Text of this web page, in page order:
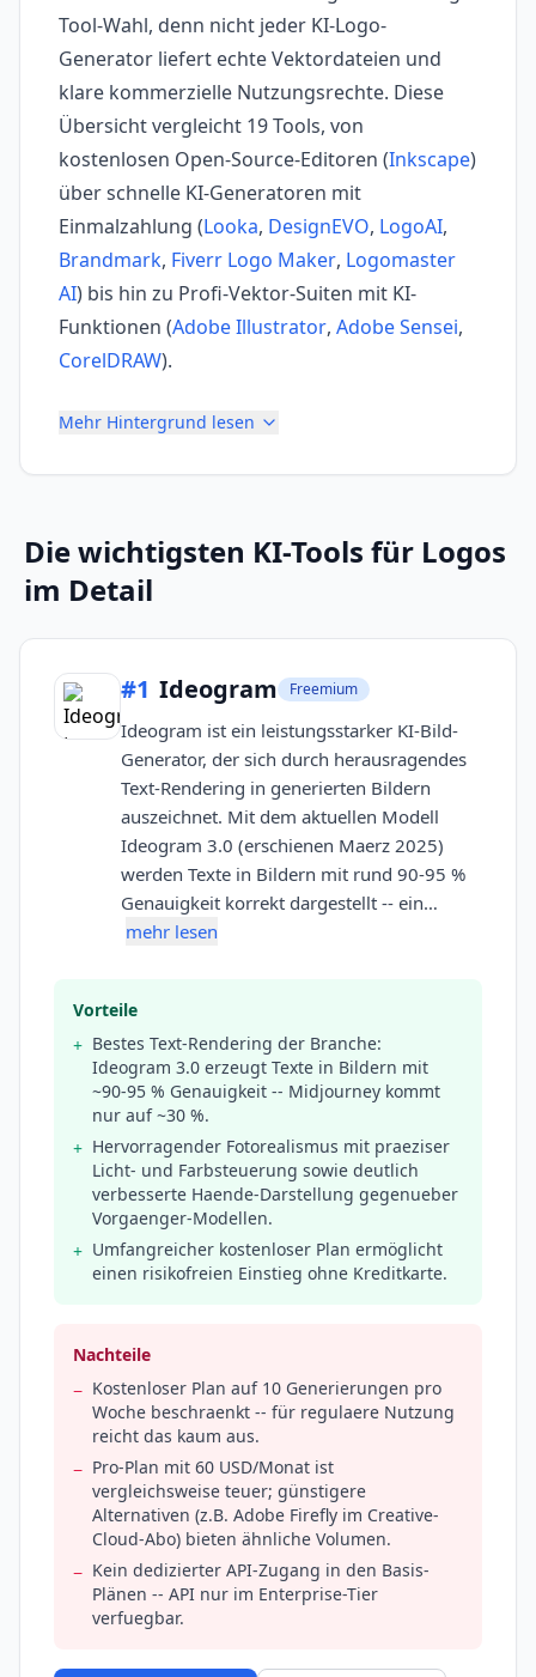
Tool-Wahl, denn nicht jeder KI-Logo-
Generator liefert echte Vektordateien und
klare kommerzielle Nutzungsrechte. Diese
Übersicht vergleicht 19 Tools, von
kostenlosen Open-Source-Editoren (Inkscape)
über schnelle KI-Generatoren mit
Einmalzahlung (Looka, DesignEVO, LogoAI,
Brandmark, Fiverr Logo Maker, Logomaster
AI) bis hin zu Profi-Vektor-Suiten mit KI-
Funktionen (Adobe Illustrator, Adobe Sensei,
CorelDRAW).
Mehr Hintergrund lesen
Die wichtigsten KI-Tools für Logos
im Detail
#1 Ideogram Freemium
Ideogram ist ein leistungsstarker KI-Bild-
Generator, der sich durch herausragendes
Text-Rendering in generierten Bildern
auszeichnet. Mit dem aktuellen Modell
Ideogram 3.0 (erschienen Maerz 2025)
werden Texte in Bildern mit rund 90-95 %
Genauigkeit korrekt dargestellt -- ein…
mehr lesen
Vorteile
+ Bestes Text-Rendering der Branche:
Ideogram 3.0 erzeugt Texte in Bildern mit
~90-95 % Genauigkeit -- Midjourney kommt
nur auf ~30 %.
+ Hervorragender Fotorealismus mit praeziser
Licht- und Farbsteuerung sowie deutlich
verbesserte Haende-Darstellung gegenueber
Vorgaenger-Modellen.
+ Umfangreicher kostenloser Plan ermöglicht
einen risikofreien Einstieg ohne Kreditkarte.
Nachteile
− Kostenloser Plan auf 10 Generierungen pro
Woche beschraenkt -- für regulaere Nutzung
reicht das kaum aus.
− Pro-Plan mit 60 USD/Monat ist
vergleichsweise teuer; günstigere
Alternativen (z.B. Adobe Firefly im Creative-
Cloud-Abo) bieten ähnliche Volumen.
− Kein dedizierter API-Zugang in den Basis-
Plänen -- API nur im Enterprise-Tier
verfuegbar.